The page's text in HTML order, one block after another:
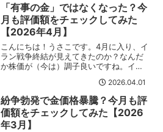
「有事の金」ではなくなった？今
月も評価額をチェックしてみた
【2026年4月】
こんにちは！うさこです。4月に入り、イ
ラン戦争終結が見えてきたのか？なんだ
か株価が（今は）調子良いですね。イラ
し、今度こそ終わると良いんですが(・
_・;)さて、４月になったので今月も金プ
ラチナ資産の状況をチ...
2026.04.01
紛争勃発で金価格暴騰？今月も評
価額をチェックしてみた【2026
年3月】